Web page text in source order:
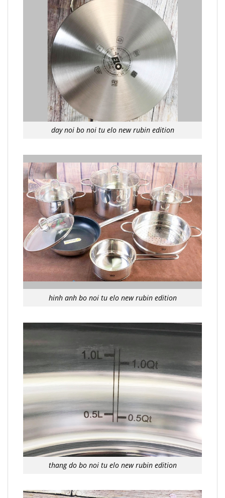
day noi bo noi tu elo new rubin edition
hinh anh bo noi tu elo new rubin edition
thang do bo noi tu elo new rubin edition